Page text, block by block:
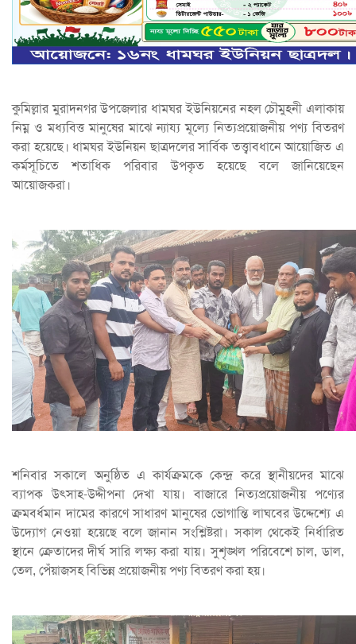
কুমিল্লার মুরাদনগর উপজেলার ধামঘর ইউনিয়নের নহল চৌমুহনী এলাকায়
নিম্ন ও মধ্যবিত্ত মানুষের মাঝে ন্যায্য মূল্যে নিত্যপ্রয়োজনীয় পণ্য বিতরণ
করা হয়েছে। ধামঘর ইউনিয়ন ছাত্রদলের সার্বিক তত্ত্বাবধানে আয়োজিত এ
কর্মসূচিতে শতাধিক পরিবার উপকৃত হয়েছে বলে জানিয়েছেন
আয়োজকরা।
শনিবার সকালে অনুষ্ঠিত এ কার্যক্রমকে কেন্দ্র করে স্থানীয়দের মাঝে
ব্যাপক উৎসাহ-উদ্দীপনা দেখা যায়। বাজারে নিত্যপ্রয়োজনীয় পণ্যের
ক্রমবর্ধমান দামের কারণে সাধারণ মানুষের ভোগান্তি লাঘবের উদ্দেশ্যে এ
উদ্যোগ নেওয়া হয়েছে বলে জানান সংশ্লিষ্টরা। সকাল থেকেই নির্ধারিত
স্থানে ক্রেতাদের দীর্ঘ সারি লক্ষ্য করা যায়। সুশৃঙ্খল পরিবেশে চাল, ডাল,
তেল, পেঁয়াজসহ বিভিন্ন প্রয়োজনীয় পণ্য বিতরণ করা হয়।